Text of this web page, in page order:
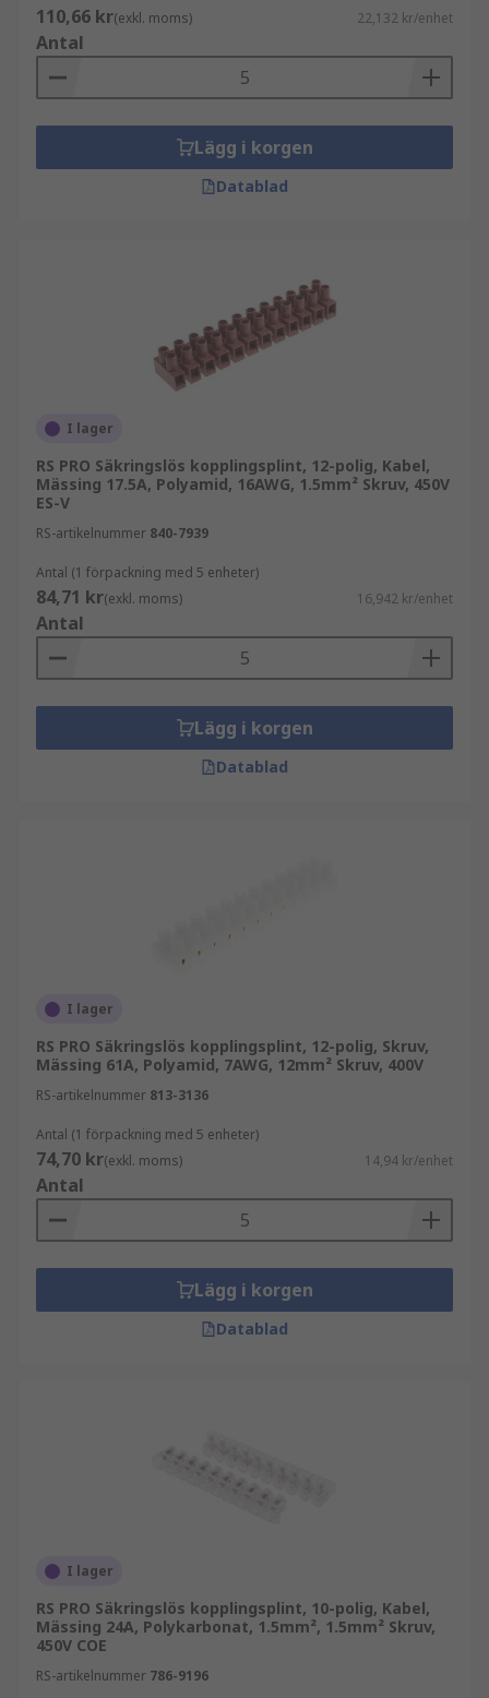
110,66 kr(exkl. moms) 22,132 kr/enhet
Antal
Lägg i korgen
Datablad
I lager
RS PRO Säkringslös kopplingsplint, 12-polig, Kabel,
Mässing 17.5A, Polyamid, 16AWG, 1.5mm² Skruv, 450V
ES-V
RS-artikelnummer 840-7939
Antal (1 förpackning med 5 enheter)
84,71 kr(exkl. moms) 16,942 kr/enhet
Antal
Lägg i korgen
Datablad
I lager
RS PRO Säkringslös kopplingsplint, 12-polig, Skruv,
Mässing 61A, Polyamid, 7AWG, 12mm² Skruv, 400V
RS-artikelnummer 813-3136
Antal (1 förpackning med 5 enheter)
74,70 kr(exkl. moms) 14,94 kr/enhet
Antal
Lägg i korgen
Datablad
I lager
RS PRO Säkringslös kopplingsplint, 10-polig, Kabel,
Mässing 24A, Polykarbonat, 1.5mm², 1.5mm² Skruv,
450V COE
RS-artikelnummer 786-9196